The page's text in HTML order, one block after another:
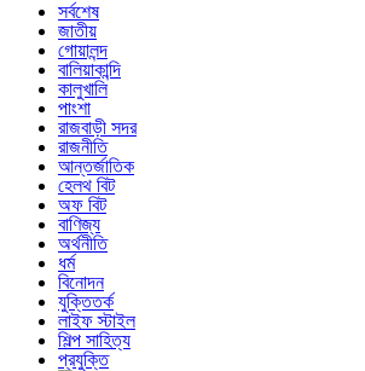
সর্বশেষ
জাতীয়
গোয়ালন্দ
বালিয়াকান্দি
কালুখালি
পাংশা
রাজবাড়ী সদর
রাজনীতি
আন্তর্জাতিক
হেলথ বিট
অফ বিট
বাণিজ্য
অর্থনীতি
ধর্ম
বিনোদন
যুক্তিতর্ক
লাইফ স্টাইল
শিল্প সাহিত্য
প্রযুক্তি